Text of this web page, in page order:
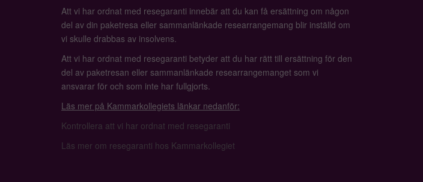
Att vi har ordnat med resegaranti innebär att du kan få ersättning om någon
del av din paketresa eller sammanlänkade researrangemang blir inställd om
vi skulle drabbas av insolvens.
Att vi har ordnat med resegaranti betyder att du har rätt till ersättning för den
del av paketresan eller sammanlänkade researrangemanget som vi
ansvarar för och som inte har fullgjorts.
Läs mer på Kammarkollegiets länkar nedanför:
Kontrollera att vi har ordnat med resegaranti
Läs mer om resegaranti hos Kammarkollegiet